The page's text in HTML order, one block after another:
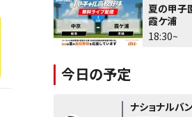
夏の甲子
霞ケ浦
18:30~
今日の予定
ナショナルバ